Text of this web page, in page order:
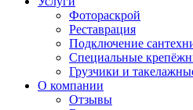
Фотораскрой
Реставрация
Подключение
Специальные
Грузчики и
О компании
Отзывы